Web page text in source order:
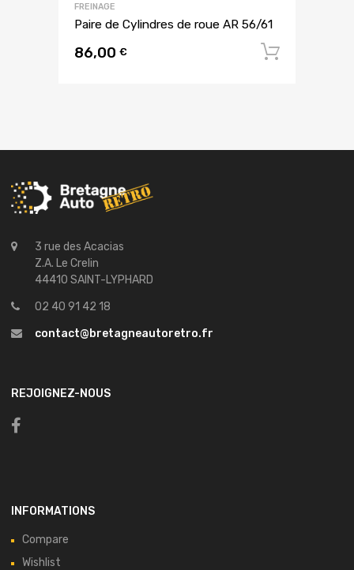
FREINAGE
Paire de Cylindres de roue AR 56/61
86,00 €
3 rue des Acacias
Z.A. Le Crelin
44410 SAINT-LYPHARD
02 40 91 42 18
contact@bretagneautoretro.fr
REJOIGNEZ-NOUS
INFORMATIONS
Compare
Wishlist